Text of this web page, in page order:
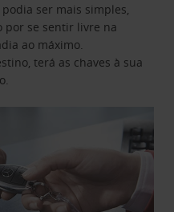
ser mais simples,
por se sentir livre na
ao máximo.
terá as chaves à sua